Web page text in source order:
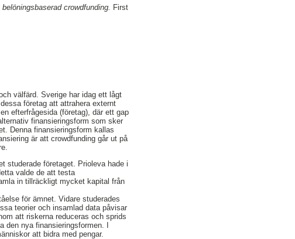
crowdfunding. First
välfärd. Sverige har idag ett lågt
företag att attrahera externt
efterfrågesida (företag), där ett gap
finansieringsform som sker
Denna finansieringsform kallas
är att crowdfunding går ut på
studerade företaget. Prioleva hade i
valde de att testa
in tillräckligt mycket kapital från
för ämnet. Vidare studerades
teorier och insamlad data påvisar
att riskerna reduceras och sprids
nya finansieringsformen. I
att bidra med pengar.